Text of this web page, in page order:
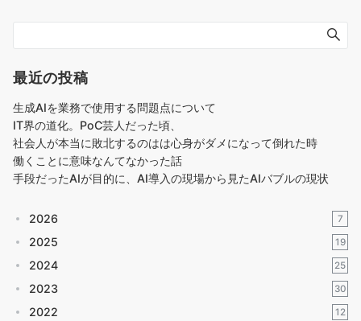
最近の投稿
生成AIを業務で使用する問題点について
IT界の道化。PoC芸人だった頃、
社会人が本当に敗北するのはは心身がダメになって倒れた時
働くことに意味なんてなかった話
手段だったAIが目的に、AI導入の現場から見たAIバブルの現状
2026 7
2025 19
2024 25
2023 30
2022 12